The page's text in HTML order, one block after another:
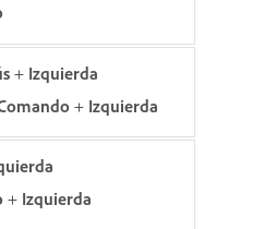
+ Izquierda
omando + Izquierda
+ Izquierda